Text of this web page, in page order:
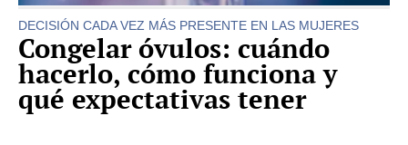
DECISIÓN CADA VEZ MÁS PRESENTE EN LAS MUJERES
Congelar óvulos: cuándo
hacerlo, cómo funciona y
qué expectativas tener